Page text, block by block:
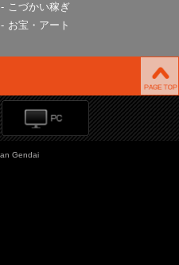
こづかい稼ぎ
お宝・アート
Gendai